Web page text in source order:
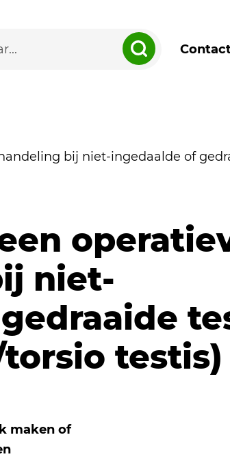
bij niet-ingedaalde of
niet-
testis)
maken of